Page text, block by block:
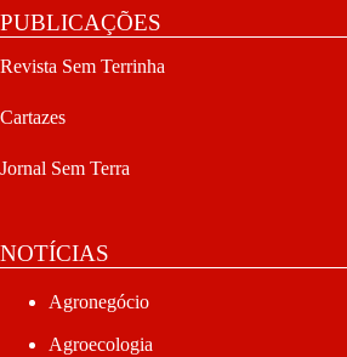
PUBLICAÇÕES
Revista Sem Terrinha
Cartazes
Jornal Sem Terra
NOTÍCIAS
Agronegócio
Agroecologia